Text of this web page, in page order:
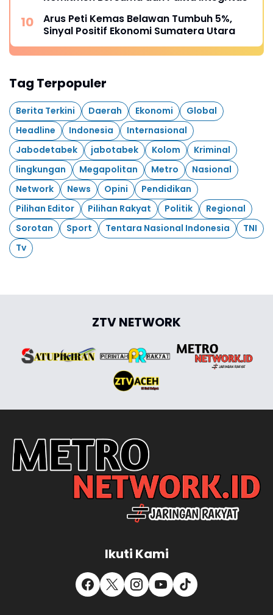
Arus Peti Kemas Belawan Tumbuh 5%,
Sinyal Positif Ekonomi Sumatera Utara
Tag Terpopuler
Berita Terkini Daerah Ekonomi
Global
Headline
Indonesia
Internasional
Jabodetabek
jabotabek Kolom
Kriminal
lingkungan
Megapolitan Metro
Nasional
Network
News Opini
Pendidikan
Pilihan Editor
Pilihan Rakyat Politik
Regional
Sorotan
Sport Tentara Nasional Indonesia
TNI
Tv
ZTV NETWORK
Ikuti Kami